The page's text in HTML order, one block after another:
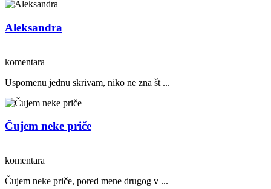
Aleksandra
komentara
Uspomenu jednu skrivam, niko ne zna št ...
Čujem neke priče
komentara
Čujem neke priče, pored mene drugog v ...